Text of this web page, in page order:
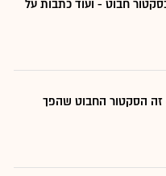
חבוט - ועוד כתבות על
הסקטור החבוט שהפך